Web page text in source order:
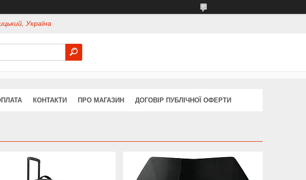
Україна
КОНТАКТИ ПРО МАГАЗИН ДОГОВІР ПУБЛІЧНОЇ ОФЕРТИ